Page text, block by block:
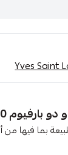
50مل
بما فيها من